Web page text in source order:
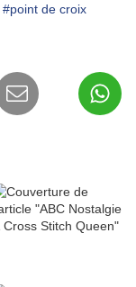
#point de croix